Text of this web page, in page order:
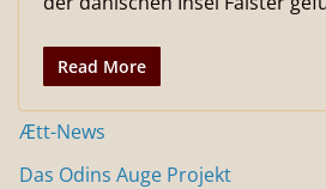
Read More
Ætt-News
Das Odins Auge Projekt